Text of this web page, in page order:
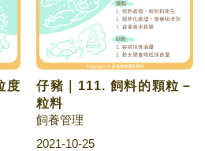
度
仔豬｜111. 飼料的顆粒－
粒料
飼養管理
2021-10-25